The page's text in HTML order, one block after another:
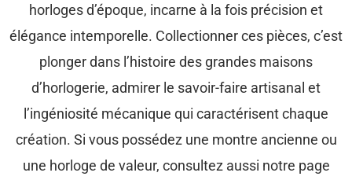
horloges d’époque, incarne à la fois précision et
élégance intemporelle. Collectionner ces pièces, c’est
plonger dans l’histoire des grandes maisons
d’horlogerie, admirer le savoir-faire artisanal et
l’ingéniosité mécanique qui caractérisent chaque
création. Si vous possédez une montre ancienne ou
une horloge de valeur, consultez aussi notre page